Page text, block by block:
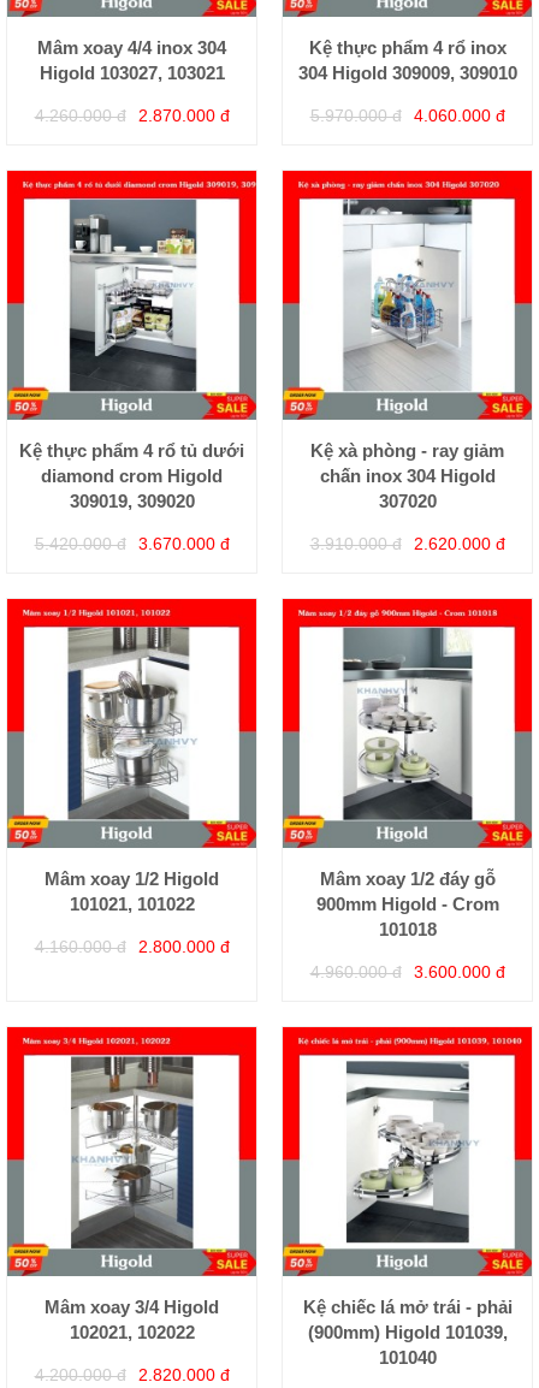
Mâm xoay 4/4 inox 304
Higold 103027, 103021
4.260.000 đ 2.870.000 đ
Kệ thực phẩm 4 rổ inox
304 Higold 309009, 309010
5.970.000 đ 4.060.000 đ
Kệ thực phẩm 4 rổ tủ dưới
diamond crom Higold
309019, 309020
5.420.000 đ 3.670.000 đ
Kệ xà phòng - ray giảm
chấn inox 304 Higold
307020
3.910.000 đ 2.620.000 đ
Mâm xoay 1/2 Higold
101021, 101022
4.160.000 đ 2.800.000 đ
Mâm xoay 1/2 đáy gỗ
900mm Higold - Crom
101018
4.960.000 đ 3.600.000 đ
Mâm xoay 3/4 Higold
102021, 102022
4.200.000 đ 2.820.000 đ
Kệ chiếc lá mở trái - phải
(900mm) Higold 101039,
101040